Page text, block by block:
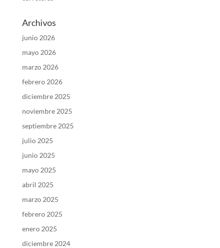
Archivos
junio 2026
mayo 2026
marzo 2026
febrero 2026
diciembre 2025
noviembre 2025
septiembre 2025
julio 2025
junio 2025
mayo 2025
abril 2025
marzo 2025
febrero 2025
enero 2025
diciembre 2024